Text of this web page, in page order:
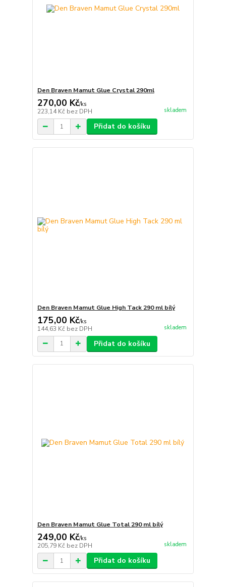
Den Braven Mamut Glue Crystal 290ml
270,00 Kč/ks
223,14 Kč bez DPH skladem
Přidat do košíku
Den Braven Mamut Glue High Tack 290 ml bílý
175,00 Kč/ks
144,63 Kč bez DPH skladem
Přidat do košíku
Den Braven Mamut Glue Total 290 ml bílý
249,00 Kč/ks
205,79 Kč bez DPH skladem
Přidat do košíku